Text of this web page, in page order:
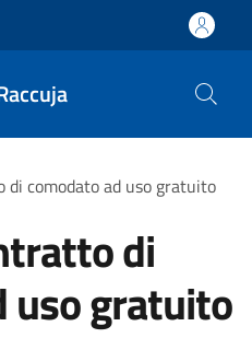
di comodato ad uso gratuito
di
uso gratuito